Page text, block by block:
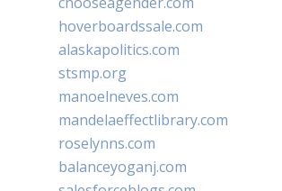
hoverboardssale.com
alaskapolitics.com
stsmp.org
manoelneves.com
mandelaeffectlibrary.com
roselynns.com
balanceyoganj.com